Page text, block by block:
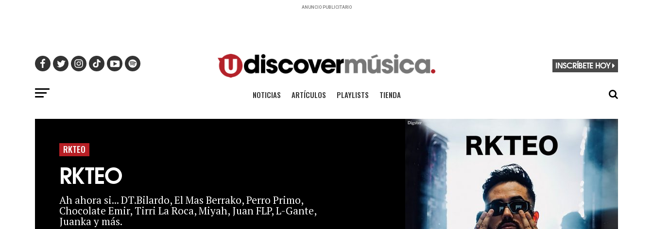
ANUNCIO PUBLICITARIO
INSCRÍBETE HOY
NOTICIAS ARTÍCULOS PLAYLISTS TIENDA
RKTEO
RKTEO
Ah ahora si... DT.Bilardo, El Mas Berrako, Perro Primo,
Chocolate Emir, Tirri La Roca, Miyah, Juan FLP, L-Gante,
Juanka y más.